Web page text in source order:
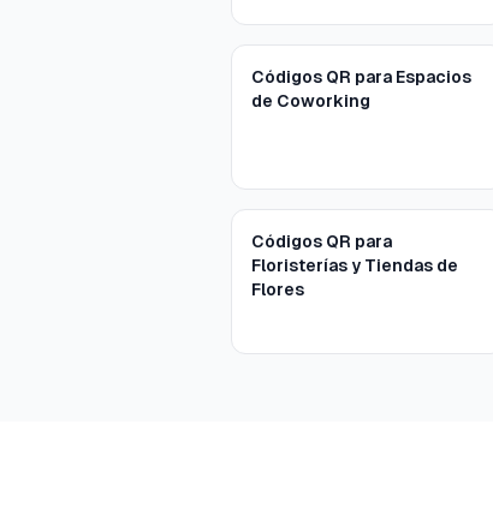
Códigos QR para Espacios
de Coworking
Códigos QR para
Floristerías y Tiendas de
Flores